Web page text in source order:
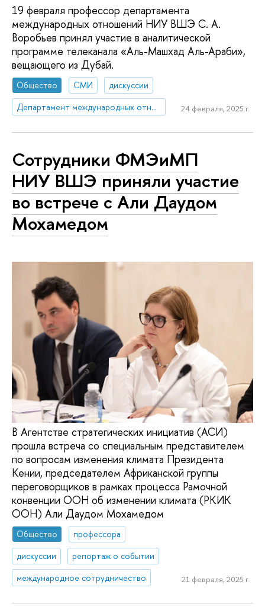
19 февраля профессор департамента
международных отношений НИУ ВШЭ С. А.
Воробьев принял участие в аналитической
программе телеканала «Аль-Машхад Аль-Араби»,
вещающего из Дубай.
Общество СМИ
дискуссии
Департамент международных отношений
24 февраля, 2025 г.
Сотрудники ФМЭиМП
НИУ ВШЭ приняли участие
во встрече с Али Даудом
Мохамедом
В Агентстве стратегических инициатив (АСИ)
прошла встреча со специальным представителем
по вопросам изменения климата Президента
Кении, председателем Африканской группы
переговорщиков в рамках процесса Рамочной
конвенции ООН об изменении климата (РКИК
ООН) Али Даудом Мохамедом
Общество
профессора
дискуссии
репортаж о событии
международное сотрудничество
21 февраля, 2025 г.